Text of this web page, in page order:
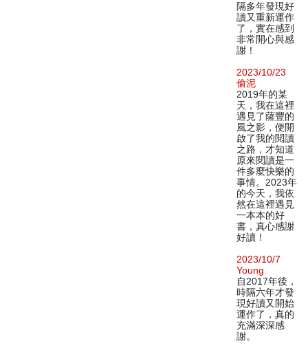
隔多年發現好
讀又重新運作
了，實在感到
非常開心與感
謝！
2023/10/23
偷泥
2019年的某
天，我在這裡
遇見了薩豐的
風之影，便開
啟了我的閱讀
之路，才知道
原來閱讀是一
件多麼快樂的
事情。2023年
的今天，我依
然在這裡遇見
一本本的好
書，真心感謝
好讀！
2023/10/7
Young
自2017年後，
時隔六年才發
現好讀又開始
運作了，真的
充滿深深感
謝。